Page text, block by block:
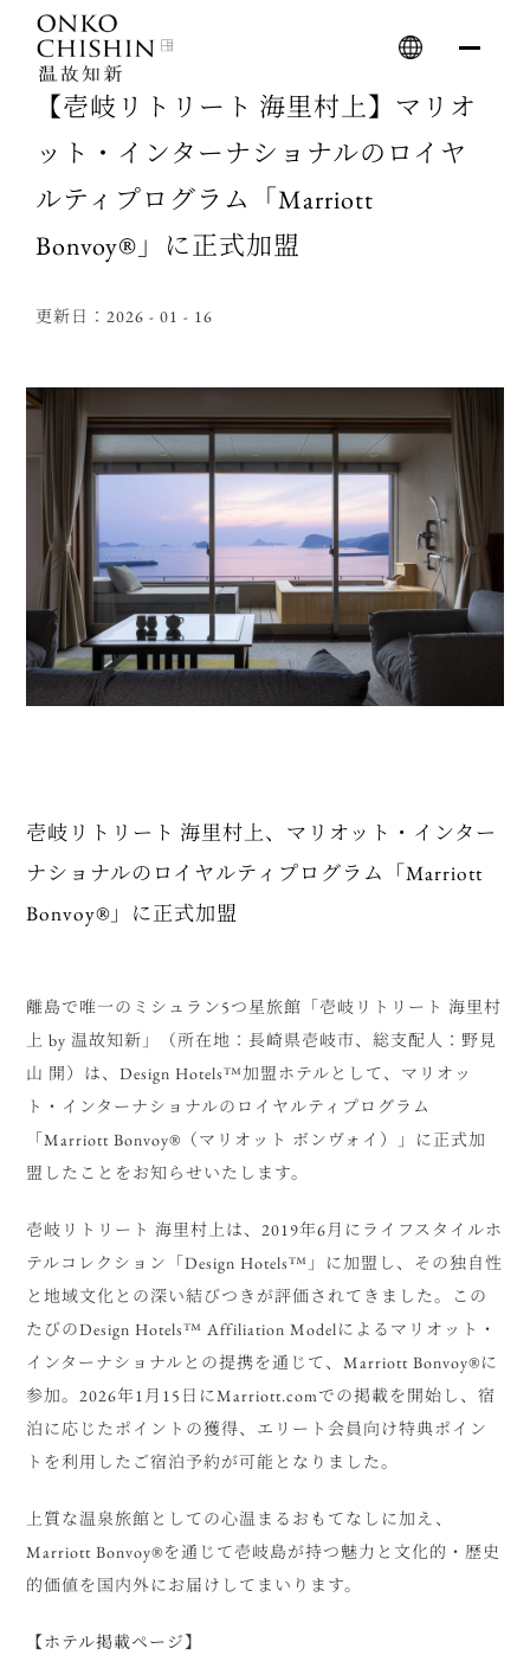
content
【壱岐リトリート 海里村上】マリオ
ット・インターナショナルのロイヤ
ルティプログラム「Marriott
Bonvoy®」に正式加盟
更新日：2026 - 01 - 16
壱岐リトリート 海里村上、マリオット・インター
ナショナルのロイヤルティプログラム「Marriott
Bonvoy®」に正式加盟
離島で唯一のミシュラン5つ星旅館「壱岐リトリート 海里村
上 by 温故知新」（所在地：長崎県壱岐市、総支配人：野見
山 開）は、Design Hotels™加盟ホテルとして、マリオッ
ト・インターナショナルのロイヤルティプログラム
「Marriott Bonvoy®（マリオット ボンヴォイ）」に正式加
盟したことをお知らせいたします。
壱岐リトリート 海里村上は、2019年6月にライフスタイルホ
テルコレクション「Design Hotels™」に加盟し、その独自性
と地域文化との深い結びつきが評価されてきました。この
たびのDesign Hotels™ Affiliation Modelによるマリオット・
インターナショナルとの提携を通じて、Marriott Bonvoy®に
参加。2026年1月15日にMarriott.comでの掲載を開始し、宿
泊に応じたポイントの獲得、エリート会員向け特典ポイン
トを利用したご宿泊予約が可能となりました。
上質な温泉旅館としての心温まるおもてなしに加え、
Marriott Bonvoy®を通じて壱岐島が持つ魅力と文化的・歴史
的価値を国内外にお届けしてまいります。
【ホテル掲載ページ】